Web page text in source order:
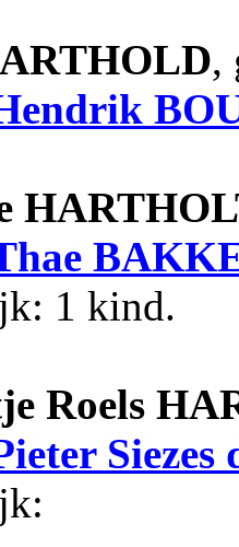
,
1 kind.
Roels
Siezes